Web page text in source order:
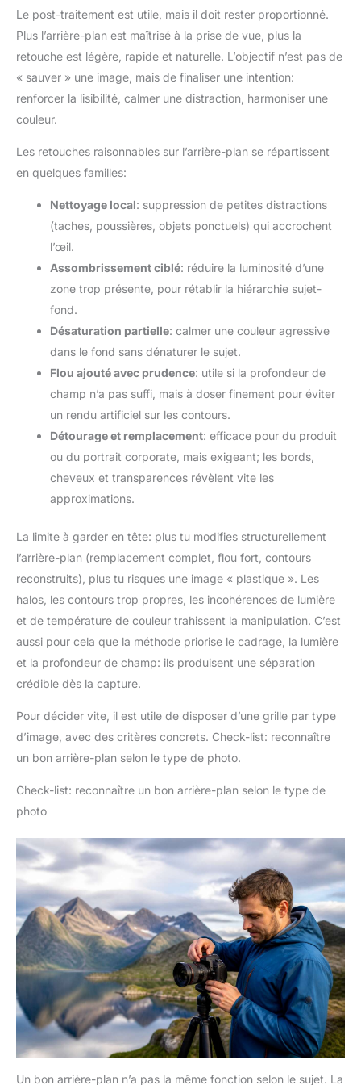
toile de fond, nous sommes
et 4 backdrop clamp clip pour
lui. Le clip à ressort peut fixer
fermement le tissu
photographique sur le support
le tissu de fond de glisser. La
le tissu d'arrière-plan serré et
de fond pour empêcher le tissu de fond de glisser. La
backdrop clamp clip maintient le tissu d'arrière-plan serré et
réduit les plis 【ASSISTANCE PREMIUM 24 HEURES】: NOUS
en convaincre vous-même et à commander aujourd'hui. Si ce
fond ne répond pas à vos attentes ou si vous avez un
problème, n’hésitez pas à nous contacter 24 heures sur 24,
nous vous proposerons un service client professionnel pour
Le post-traitement est utile, mais il doit rester proportionné.
Plus l’arrière-plan est maîtrisé à la prise de vue, plus la
retouche est légère, rapide et naturelle. L’objectif n’est pas de
« sauver » une image, mais de finaliser une intention:
renforcer la lisibilité, calmer une distraction, harmoniser une
couleur.
Les retouches raisonnables sur l’arrière-plan se répartissent
en quelques familles:
Nettoyage local: suppression de petites distractions
(taches, poussières, objets ponctuels) qui accrochent
l’œil.
Assombrissement ciblé: réduire la luminosité d’une
zone trop présente, pour rétablir la hiérarchie sujet-
fond.
Désaturation partielle: calmer une couleur agressive
dans le fond sans dénaturer le sujet.
Flou ajouté avec prudence: utile si la profondeur de
champ n’a pas suffi, mais à doser finement pour éviter
un rendu artificiel sur les contours.
Détourage et remplacement: efficace pour du produit
ou du portrait corporate, mais exigeant; les bords,
cheveux et transparences révèlent vite les
approximations.
La limite à garder en tête: plus tu modifies structurellement
l’arrière-plan (remplacement complet, flou fort, contours
reconstruits), plus tu risques une image « plastique ». Les
halos, les contours trop propres, les incohérences de lumière
et de température de couleur trahissent la manipulation. C’est
aussi pour cela que la méthode priorise le cadrage, la lumière
et la profondeur de champ: ils produisent une séparation
crédible dès la capture.
Pour décider vite, il est utile de disposer d’une grille par type
d’image, avec des critères concrets. Check-list: reconnaître
un bon arrière-plan selon le type de photo.
Check-list: reconnaître un bon arrière-plan selon le type de
photo
Un bon arrière-plan n’a pas la même fonction selon le sujet. La